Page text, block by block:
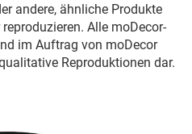
andere, ähnliche Produkte
Alle moDecor-
im Auftrag von moDecor
Reproduktionen dar.